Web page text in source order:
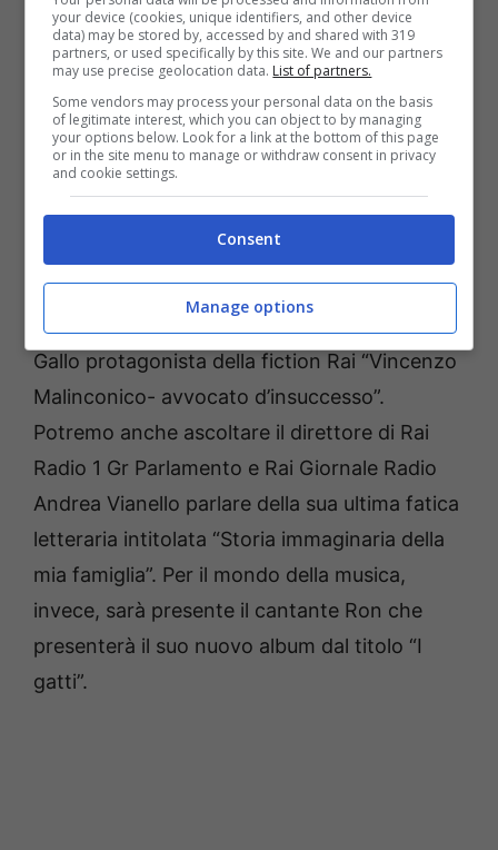
in studio due giurati: l’attore e regista Giorgio
Panariello e il famoso Cristiano Malgioglio. Il
primo professionista parlerà del suo nuovo
lavoro teatrale “La favola mia” mentre il
secondo artista racconterà il suo nuovo
impegno lavorativo che lo vedrà impegnato a
partire da dicembre, tuti i giovedì, su Rai 3
Interverrà nel salotto della bella Signora della
domenica anche l’attore italiano Massimiliano
Gallo protagonista della fiction Rai “Vincenzo
Malinconico- avvocato d’insuccesso”.
Potremo anche ascoltare il direttore di Rai
Radio 1 Gr Parlamento e Rai Giornale Radio
Andrea Vianello parlare della sua ultima fatica
letteraria intitolata “Storia immaginaria della
mia famiglia”. Per il mondo della musica,
invece, sarà presente il cantante Ron che
presenterà il suo nuovo album dal titolo “I
gatti”.
your device (cookies, unique identifiers, and other device
data) may be stored by, accessed by and shared with 319
partners, or used specifically by this site. We and our partners
may use precise geolocation data. List of partners.
Some vendors may process your personal data on the basis
of legitimate interest, which you can object to by managing
your options below. Look for a link at the bottom of this page
or in the site menu to manage or withdraw consent in privacy
and cookie settings.
Consent
Manage options